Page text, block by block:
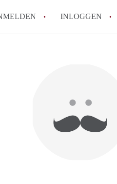
INLOGGEN
Alle